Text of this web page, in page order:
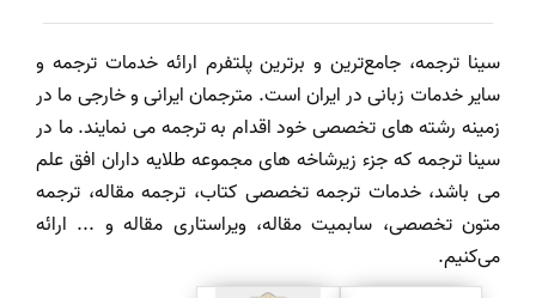
سینا ترجمه، جامع‌ترین و برترین پلتفرم ارائه خدمات ترجمه و
سایر خدمات زبانی در ایران است. مترجمان ایرانی و خارجی ما در
زمینه رشته های تخصصی خود اقدام به ترجمه می نمایند. ما در
سینا ترجمه که جزء زیرشاخه های مجموعه طلایه داران افق علم
می باشد، خدمات ترجمه تخصصی کتاب، ترجمه مقاله، ترجمه
متون تخصصی، سابمیت مقاله، ویراستاری مقاله و ... ارائه
می‌کنیم.